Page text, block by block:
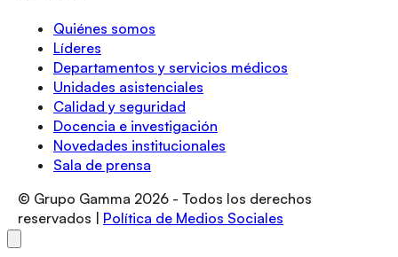
Quiénes somos
Líderes
Departamentos y servicios médicos
Unidades asistenciales
Calidad y seguridad
Docencia e investigación
Novedades institucionales
Sala de prensa
© Grupo Gamma 2026 - Todos los derechos
reservados | Política de Medios Sociales